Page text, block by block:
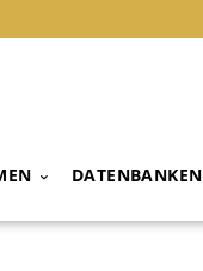
DATENBANKEN